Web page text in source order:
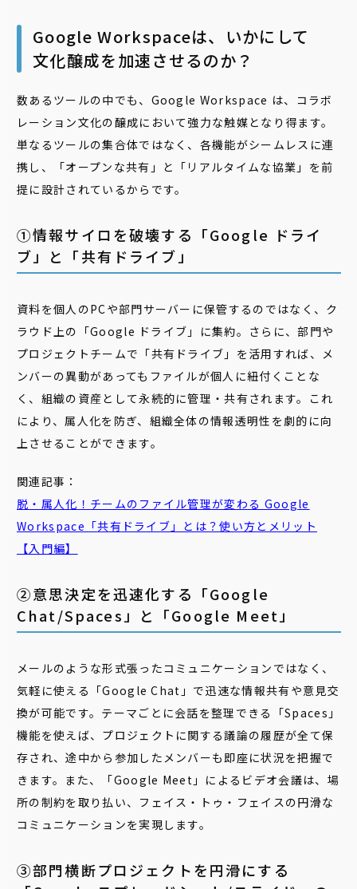
Google Workspaceは、いかにして
文化醸成を加速させるのか？
数あるツールの中でも、Google Workspace は、コラボ
レーション文化の醸成において強力な触媒となり得ます。
単なるツールの集合体ではなく、各機能がシームレスに連
携し、「オープンな共有」と「リアルタイムな協業」を前
提に設計されているからです。
①情報サイロを破壊する「Google ドライ
ブ」と「共有ドライブ」
資料を個人のPCや部門サーバーに保管するのではなく、ク
ラウド上の「Google ドライブ」に集約。さらに、部門や
プロジェクトチームで「共有ドライブ」を活用すれば、メ
ンバーの異動があってもファイルが個人に紐付くことな
く、組織の資産として永続的に管理・共有されます。これ
により、属人化を防ぎ、組織全体の情報透明性を劇的に向
上させることができます。
関連記事：
脱・属人化！チームのファイル管理が変わる Google
Workspace「共有 ドライブ 」とは？使い方とメリット
【入門編】
②意思決定を迅速化する「Google
Chat/Spaces」と「Google Meet」
メールのような形式張ったコミュニケーションではなく、
気軽に使える「Google Chat」で迅速な情報共有や意見交
換が可能です。テーマごとに会話を整理できる「Spaces」
機能を使えば、プロジェクトに関する議論の履歴が全て保
存され、途中から参加したメンバーも即座に状況を把握で
きます。また、「Google Meet」によるビデオ会議は、場
所の制約を取り払い、フェイス・トゥ・フェイスの円滑な
コミュニケーションを実現します。
③部門横断プロジェクトを円滑にする